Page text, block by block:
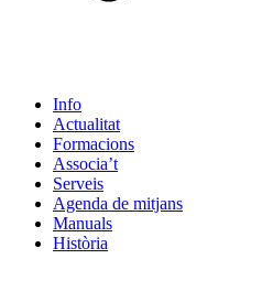
Info
Actualitat
Formacions
Associa’t
Serveis
Agenda de mitjans
Manuals
Història